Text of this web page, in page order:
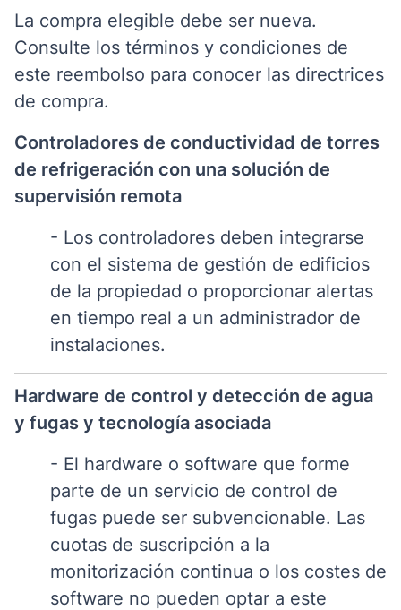
La compra elegible debe ser nueva.
Consulte los términos y condiciones de
este reembolso para conocer las directrices
de compra.
Controladores de conductividad de torres
de refrigeración con una solución de
supervisión remota
- Los controladores deben integrarse
con el sistema de gestión de edificios
de la propiedad o proporcionar alertas
en tiempo real a un administrador de
instalaciones.
Hardware de control y detección de agua
y fugas y tecnología asociada
- El hardware o software que forme
parte de un servicio de control de
fugas puede ser subvencionable. Las
cuotas de suscripción a la
monitorización continua o los costes de
software no pueden optar a este